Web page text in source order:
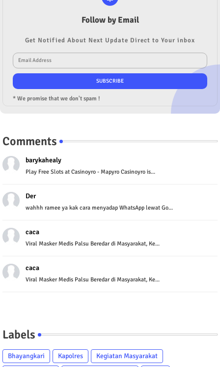
Follow by Email
Get Notified About Next Update Direct to Your inbox
* We promise that we don't spam !
Comments
barykahealy
Play Free Slots at Casinoyro - Mapyro Casinoyro is...
Der
wahhh ramee ya kak cara menyadap WhatsApp lewat Go...
caca
Viral Masker Medis Palsu Beredar di Masyarakat, Ke...
caca
Viral Masker Medis Palsu Beredar di Masyarakat, Ke...
Labels
Bhayangkari Kapolres
Kegiatan Masyarakat